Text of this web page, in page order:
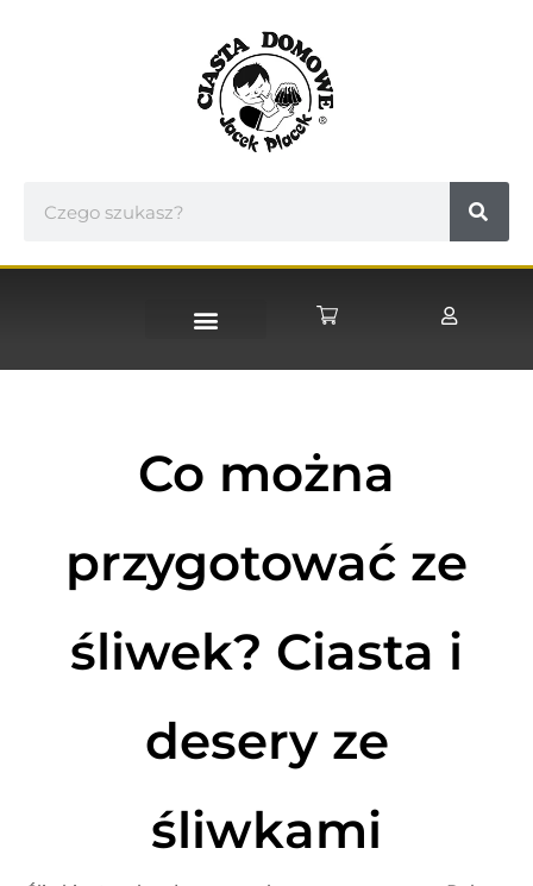
Co można
przygotować ze
śliwek? Ciasta i
desery ze
śliwkami